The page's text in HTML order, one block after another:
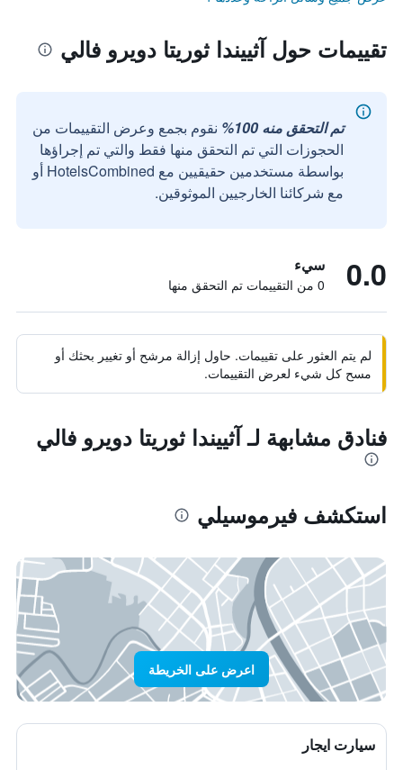
تقييمات حول آثييندا ثوريتا دويرو فالي
تم التحقق منه 100%
نقوم بجمع وعرض التقييمات من
الحجوزات التي تم التحقق منها فقط والتي تم إجراؤها
بواسطة مستخدمين حقيقيين مع HotelsCombined أو
مع شركائنا الخارجيين الموثوقين.
0.0 سيء
0 من التقييمات تم التحقق منها
لم يتم العثور على تقييمات. حاول إزالة مرشح أو تغيير بحثك أو
مسح كل شيء لعرض التقييمات.
فنادق مشابهة لـ آثييندا ثوريتا دويرو فالي
استكشف فيرموسيلي
اعرض على الخريطة
سيارت ايجار